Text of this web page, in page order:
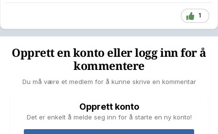
1
Opprett en konto eller logg inn for å
kommentere
Du må være et medlem for å kunne skrive en kommentar
Opprett konto
Det er enkelt å melde seg inn for å starte en ny konto!